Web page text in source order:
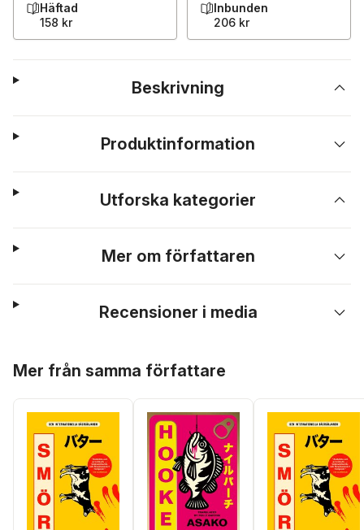
Häftad
158 kr
Inbunden
206 kr
Beskrivning
Produktinformation
Utforska kategorier
Mer om författaren
Recensioner i media
Mer från samma författare